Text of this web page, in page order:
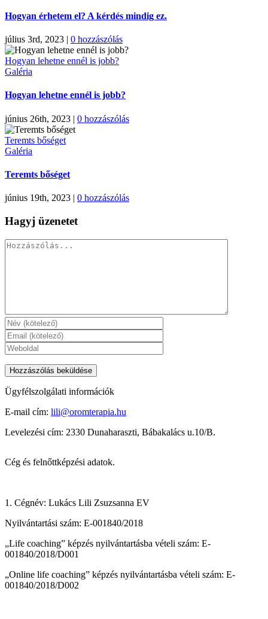
Hogyan érhetem el? A kérdés mindig ez.
július 3rd, 2023 | 0 hozzászólás
Hogyan lehetne ennél is jobb?
Galéria
Hogyan lehetne ennél is jobb?
június 26th, 2023 | 0 hozzászólás
Teremts bőséget
Galéria
Teremts bőséget
június 19th, 2023 | 0 hozzászólás
Hagyj üzenetet
Hozzászólás
Ügyfélszolgálati információk
E-mail cím: lili@oromterapia.hu
Levelezési cím: 2330 Dunaharaszti, Bábakalács u.10/B.
Cég és felnőttképzési adatok.
1. Cégnév: Lukács Lili Zsuzsanna EV
Nyilvántartási szám: E-001840/2018
„Life coaching” képzés nyilvántartásba vételi szám: E-
001840/2018/D001
„Online life coaching” képzés nyilvántartásba vételi szám: E-
001840/2018/D002